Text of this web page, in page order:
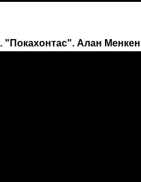
"Покахонтас". Алан Менкен